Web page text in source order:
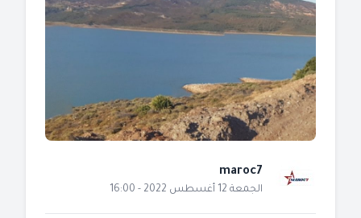
maroc7
الجمعة 12 أغسطس 2022 - 16:00